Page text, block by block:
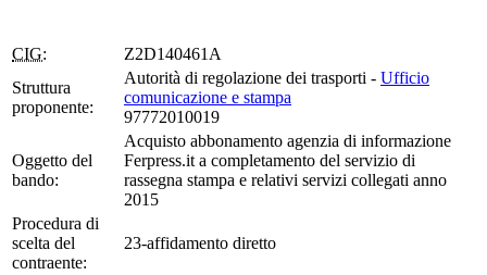
CIG:
Z2D140461A
Struttura
proponente:
Autorità di regolazione dei trasporti - Ufficio
comunicazione e stampa
97772010019
Oggetto del
bando:
Acquisto abbonamento agenzia di informazione
Ferpress.it a completamento del servizio di
rassegna stampa e relativi servizi collegati anno
2015
Procedura di
scelta del
contraente:
23-affidamento diretto